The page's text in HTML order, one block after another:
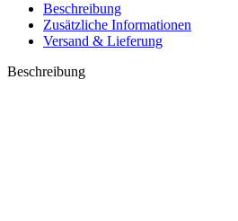
Beschreibung
Zusätzliche Informationen
Versand & Lieferung
Beschreibung